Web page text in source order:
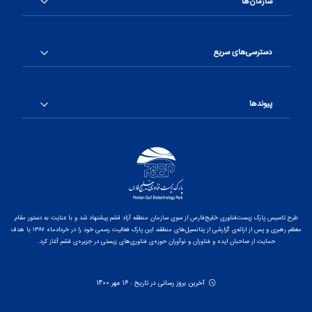
دسترسی‌های سریع
پیوندها
طرح تاسیس پارک زیست‌فناوری خلیج‌فارس از سوی سازمان منطقه آزاد قشم پیشنهاد شد و با عنایت به دستور مقام
معظم رهبری و پس از ارائه‌ی گزارشی از پتانسیل‌های منطقه، این پارک فعالیت رسمی خود را در خردادماه ۱۳۸۷ با هدف
حمایت از صاحبان ایده و فناوران و نوآوران حوزه‌ی فناوری‌های زیستی در جزیره‌ی قشم آغاز کرد.
آخرین بروز رسانی در تاریخ : 16 مهر 1400